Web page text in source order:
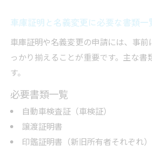
車庫証明と名義変更に必要な書類一
車庫証明や名義変更の申請には、事前
っかり揃えることが重要です。主な書
す。
必要書類一覧
自動車検査証（車検証）
譲渡証明書
印鑑証明書（新旧所有者それぞれ）